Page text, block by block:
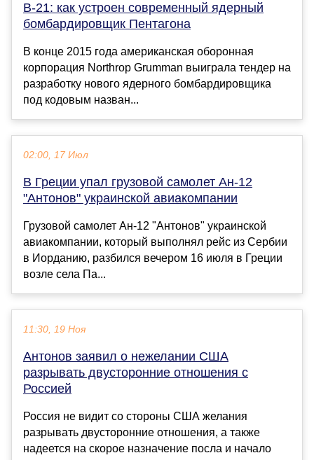
B-21: как устроен современный ядерный
бомбардировщик Пентагона
В конце 2015 года американская оборонная
корпорация Northrop Grumman выиграла тендер на
разработку нового ядерного бомбардировщика
под кодовым назван...
02:00, 17 Июл
В Греции упал грузовой самолет Ан-12
"Антонов" украинской авиакомпании
Грузовой самолет Ан-12 "Антонов" украинской
авиакомпании, который выполнял рейс из Сербии
в Иорданию, разбился вечером 16 июля в Греции
возле села Па...
11:30, 19 Ноя
Антонов заявил о нежелании США
разрывать двусторонние отношения с
Россией
Россия не видит со стороны США желания
разрывать двусторонние отношения, а также
надеется на скорое назначение посла и начало